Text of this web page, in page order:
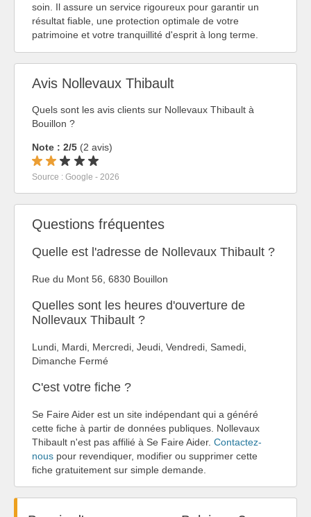
soin. Il assure un service rigoureux pour garantir un
résultat fiable, une protection optimale de votre
patrimoine et votre tranquillité d'esprit à long terme.
Avis Nollevaux Thibault
Quels sont les avis clients sur Nollevaux Thibault à
Bouillon ?
Note : 2/5 (2 avis)
Source : Google - 2026
Questions fréquentes
Quelle est l'adresse de Nollevaux Thibault ?
Rue du Mont 56, 6830 Bouillon
Quelles sont les heures d'ouverture de
Nollevaux Thibault ?
Lundi, Mardi, Mercredi, Jeudi, Vendredi, Samedi,
Dimanche Fermé
C'est votre fiche ?
Se Faire Aider est un site indépendant qui a généré
cette fiche à partir de données publiques. Nollevaux
Thibault n'est pas affilié à Se Faire Aider. Contactez-
nous pour revendiquer, modifier ou supprimer cette
fiche gratuitement sur simple demande.